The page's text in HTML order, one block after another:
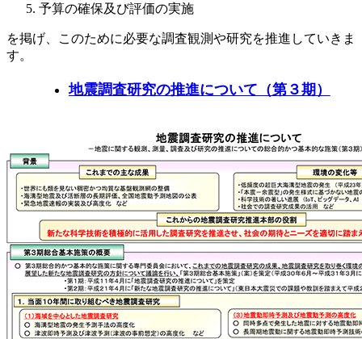
予算の確保及び評価の実施
を掲げ、このために必要な調査観測や研究を推進していきま
す。
地震調査研究の推進について（第３期）